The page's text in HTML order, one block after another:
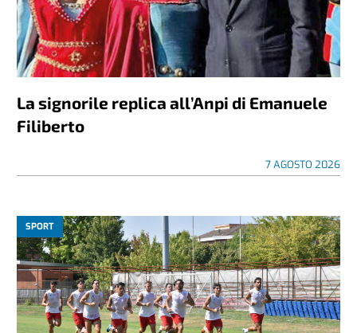
La signorile replica all’Anpi di Emanuele
Filiberto
7 AGOSTO 2026
SPORT